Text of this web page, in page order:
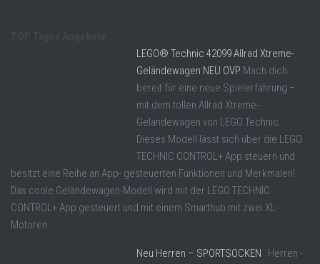
LEGO® Technic 42099 Allrad Xtreme-
Geländewagen NEU OVP Mach dich
bereit für eine neue Spielerfahrung –
mit dem tollen Allrad Xtreme-
Geländewagen von LEGO Technic.
Dieses Modell lässt sich über die LEGO
TECHNIC CONTROL+ App steuern und
besitzt eine Reihe an App- gesteuerten Funktionen und Merkmalen!
Das coole Geländewagen-Modell wird mit der LEGO TECHNIC
CONTROL+ App gesteuert und mit einem Smarthub mit zwei XL-
Motoren ...
Neu Herren – SPORTSOCKEN
Herren -